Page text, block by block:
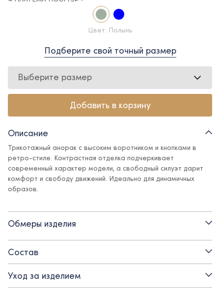
Цвет: Полынь
Подберите свой точный размер
Выберите размер
Добавить в корзину
Описание
Трикотажный анорак с высоким воротником и кнопками в
ретро-стиле. Контрастная отделка подчеркивает
современный характер модели, а свободный силуэт дарит
комфорт и свободу движений. Идеально для динамичных
образов.
Детали:
- воротник на кнопках
- контрастная отделка на груди
- свободный крой
Обмеры изделия
Состав
Уход за изделием